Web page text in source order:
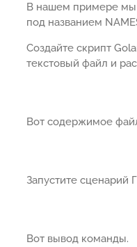
В нашем примере мы
под названием
Создайте скрипт
текстовый файл и
Вот содержимое
Запустите сценарий
Вот вывод команды.